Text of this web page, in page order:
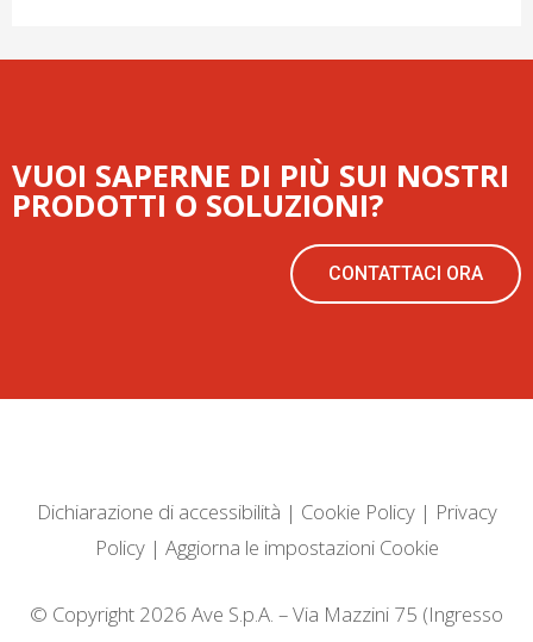
VUOI SAPERNE DI PIÙ SUI NOSTRI
PRODOTTI O SOLUZIONI?
CONTATTACI ORA
Dichiarazione di accessibilità | Cookie Policy| Privacy
Policy| Aggiorna le impostazioni Cookie
© Copyright 2026 Ave S.p.A. – Via Mazzini 75 (Ingresso